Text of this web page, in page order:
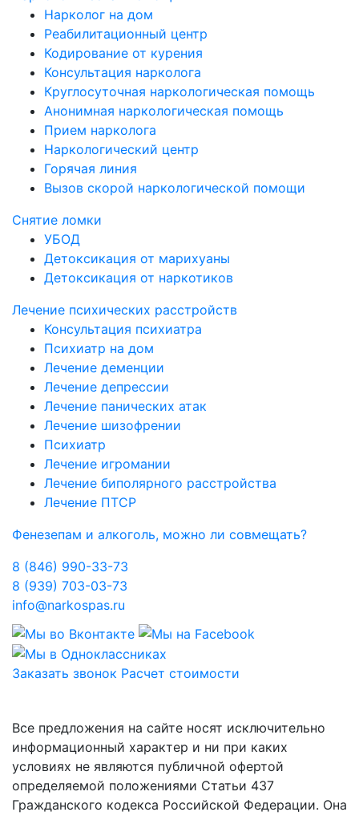
Нарколог на дом
Реабилитационный центр
Кодирование от курения
Консультация нарколога
Круглосуточная наркологическая помощь
Анонимная наркологическая помощь
Прием нарколога
Наркологический центр
Горячая линия
Вызов скорой наркологической помощи
Снятие ломки
УБОД
Детоксикация от марихуаны
Детоксикация от наркотиков
Лечение психических расстройств
Консультация психиатра
Психиатр на дом
Лечение деменции
Лечение депрессии
Лечение панических атак
Лечение шизофрении
Психиатр
Лечение игромании
Лечение биполярного расстройства
Лечение ПТСР
Фенезепам и алкоголь, можно ли совмещать?
8 (846) 990-33-73
8 (939) 703-03-73
info@narkospas.ru
Заказать звонок Расчет стоимости
Все предложения на сайте носят исключительно
информационный характер и ни при каких
условиях не являются публичной офертой
определяемой положениями Статьи 437
Гражданского кодекса Российской Федерации. Она